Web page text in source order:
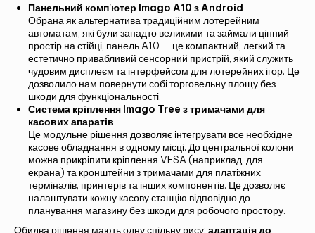
Панельний комп'ютер Imago A10 з Android
Обрана як альтернатива традиційним лотерейним
автоматам, які були занадто великими та займали цінний
простір на стійці, панель A10 — це компактний, легкий та
естетично привабливий сенсорний пристрій, який служить
чудовим дисплеєм та інтерфейсом для лотерейних ігор. Це
дозволило нам повернути собі торговельну площу без
шкоди для функціональності.
Система кріплення Imago Tree з тримачами для
касових апаратів
Це модульне рішення дозволяє інтегрувати все необхідне
касове обладнання в одному місці. До центральної колони
можна прикріпити кріплення VESA (наприклад, для
екрана) та кронштейни з тримачами для платіжних
терміналів, принтерів та інших компонентів. Це дозволяє
налаштувати кожну касову станцію відповідно до
планування магазину без шкоди для робочого простору.
Обидва рішення мають одну спільну рису: адаптація до